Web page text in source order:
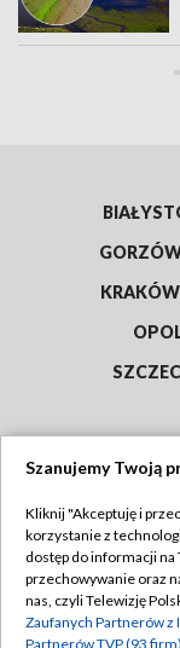
KRAKÓW
Abonament TVP
Emisja w TVP
Szanujemy Twoją
Kliknij "Akceptuję i
korzystanie z
dostęp do informacji
przechowywanie oraz
nas, czyli Telewizję
Zaufanych Partnerów z
Partnerów TVP (93 firm)